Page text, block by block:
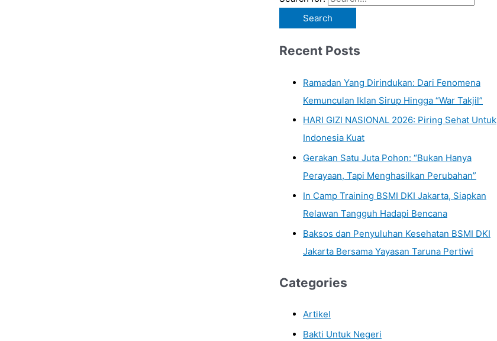
Recent Posts
Ramadan Yang Dirindukan: Dari Fenomena
Kemunculan Iklan Sirup Hingga “War Takjil”
HARI GIZI NASIONAL 2026: Piring Sehat Untuk
Indonesia Kuat
Gerakan Satu Juta Pohon: “Bukan Hanya
Perayaan, Tapi Menghasilkan Perubahan”
In Camp Training BSMI DKI Jakarta, Siapkan
Relawan Tangguh Hadapi Bencana
Baksos dan Penyuluhan Kesehatan BSMI DKI
Jakarta Bersama Yayasan Taruna Pertiwi
Categories
Artikel
Bakti Untuk Negeri